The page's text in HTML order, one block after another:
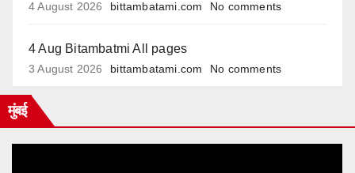
4 August 2026 bittambatami.com No comments
4 Aug Bitambatmi All pages
3 August 2026 bittambatami.com No comments
मुंबई